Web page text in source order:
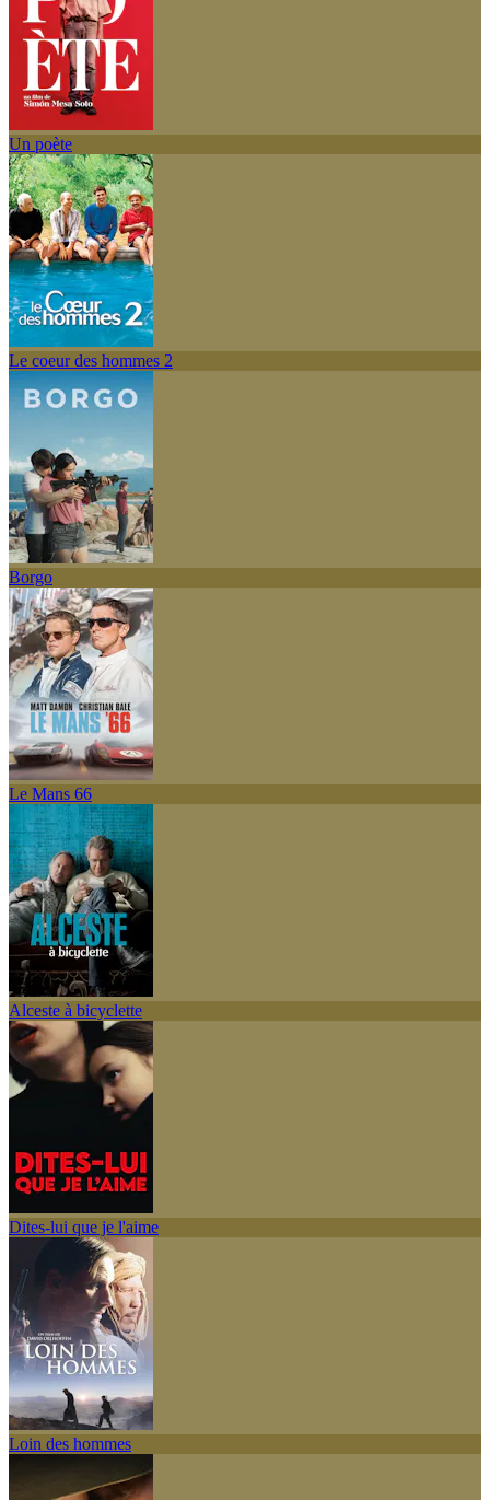
Un poète
Le coeur des hommes 2
Borgo
Le Mans 66
Alceste à bicyclette
Dites-lui que je l'aime
Loin des hommes